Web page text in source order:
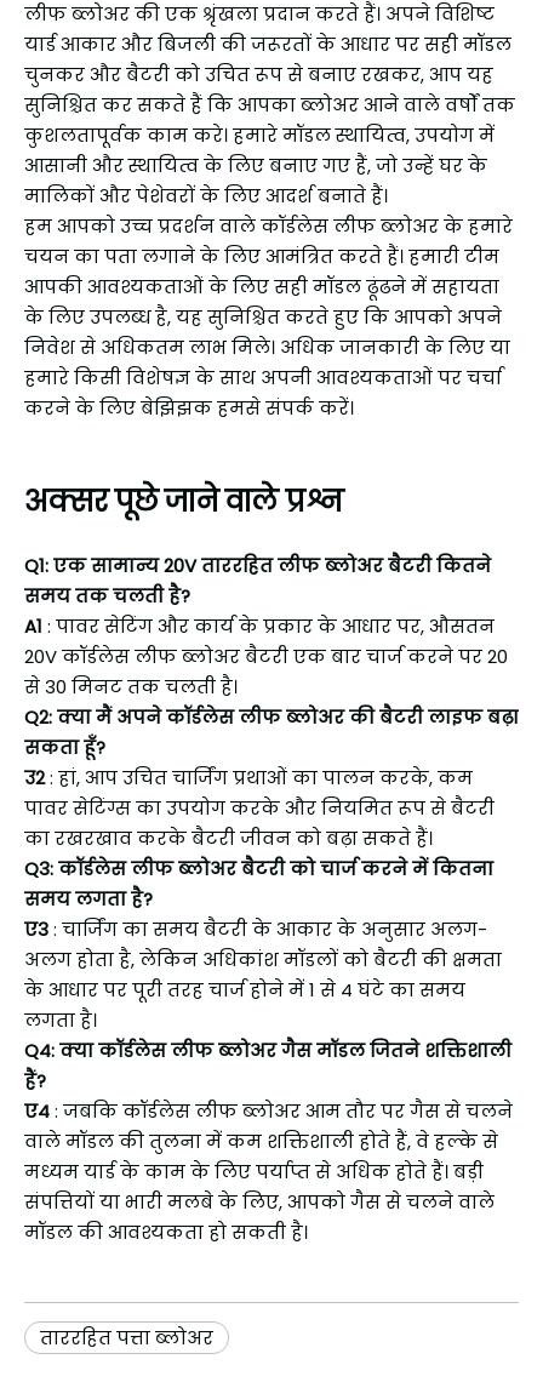
लीफ ब्लोअर की एक श्रृंखला प्रदान करते हैं। अपने विशिष्ट
यार्ड आकार और बिजली की जरूरतों के आधार पर सही मॉडल
चुनकर और बैटरी को उचित रूप से बनाए रखकर, आप यह
सुनिश्चित कर सकते हैं कि आपका ब्लोअर आने वाले वर्षों तक
कुशलतापूर्वक काम करे। हमारे मॉडल स्थायित्व, उपयोग में
आसानी और स्थायित्व के लिए बनाए गए हैं, जो उन्हें घर के
मालिकों और पेशेवरों के लिए आदर्श बनाते हैं।
हम आपको उच्च प्रदर्शन वाले कॉर्डलेस लीफ ब्लोअर के हमारे
चयन का पता लगाने के लिए आमंत्रित करते हैं। हमारी टीम
आपकी आवश्यकताओं के लिए सही मॉडल ढूंढने में सहायता
के लिए उपलब्ध है, यह सुनिश्चित करते हुए कि आपको अपने
निवेश से अधिकतम लाभ मिले। अधिक जानकारी के लिए या
हमारे किसी विशेषज्ञ के साथ अपनी आवश्यकताओं पर चर्चा
करने के लिए बेझिझक हमसे संपर्क करें।
अक्सर पूछे जाने वाले प्रश्न
Q1: एक सामान्य 20V ताररहित लीफ ब्लोअर बैटरी कितने
समय तक चलती है?
A1 : पावर सेटिंग और कार्य के प्रकार के आधार पर, औसतन
20V कॉर्डलेस लीफ ब्लोअर बैटरी एक बार चार्ज करने पर 20
से 30 मिनट तक चलती है।
Q2: क्या मैं अपने कॉर्डलेस लीफ ब्लोअर की बैटरी लाइफ बढ़ा
सकता हूँ?
उ2: हां, आप उचित चार्जिंग प्रथाओं का पालन करके, कम
पावर सेटिंग्स का उपयोग करके और नियमित रूप से बैटरी
का रखरखाव करके बैटरी जीवन को बढ़ा सकते हैं।
Q3: कॉर्डलेस लीफ ब्लोअर बैटरी को चार्ज करने में कितना
समय लगता है?
ए3: चार्जिंग का समय बैटरी के आकार के अनुसार अलग-
अलग होता है, लेकिन अधिकांश मॉडलों को बैटरी की क्षमता
के आधार पर पूरी तरह चार्ज होने में 1 से 4 घंटे का समय
लगता है।
Q4: क्या कॉर्डलेस लीफ ब्लोअर गैस मॉडल जितने शक्तिशाली
हैं?
ए4: जबकि कॉर्डलेस लीफ ब्लोअर आम तौर पर गैस से चलने
वाले मॉडल की तुलना में कम शक्तिशाली होते हैं, वे हल्के से
मध्यम यार्ड के काम के लिए पर्याप्त से अधिक होते हैं। बड़ी
संपत्तियों या भारी मलबे के लिए, आपको गैस से चलने वाले
मॉडल की आवश्यकता हो सकती है।
ताररहित पत्ता ब्लोअर